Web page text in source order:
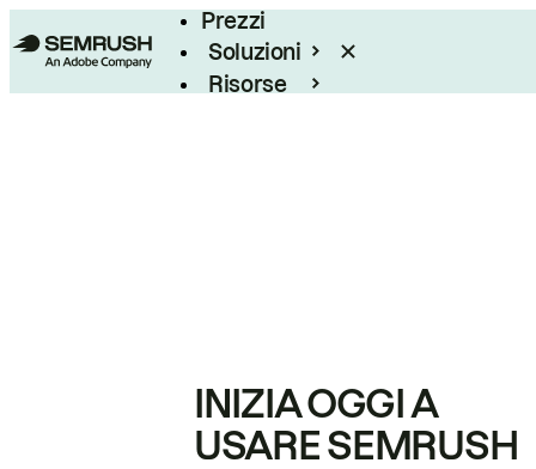
Prezzi
Soluzioni
Risorse
INIZIA OGGI A
USARE SEMRUSH